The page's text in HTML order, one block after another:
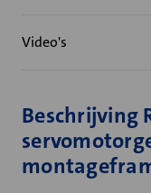
Video's
Beschrijving